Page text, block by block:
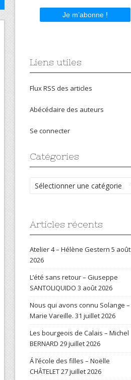
Liens utiles
Flux RSS des articles
Abécédaire des auteurs
Se connecter
Catégories
Catégories
Articles récents
Atelier 4 – Hélène Gestern 5 août
2026
L’été sans retour – Giuseppe
SANTOLIQUIDO 3 août 2026
Nous qui avons connu Solange –
Marie Vareille. 31 juillet 2026
Les bourgeois de Calais – Michel
BERNARD 29 juillet 2026
Á l’école des filles – Noëlle
CHÂTELET27 juillet 2026